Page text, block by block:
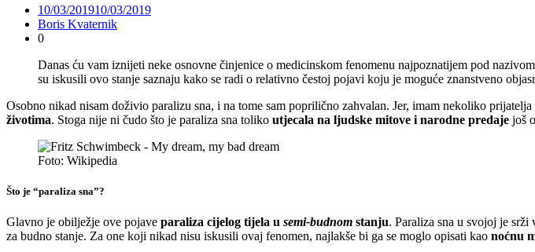
10/03/201910/03/2019
Boris Kvaternik
0
Danas ću vam iznijeti neke osnovne činjenice o medicinskom fenomenu najpoznatijem pod nazivom
su iskusili ovo stanje saznaju kako se radi o relativno čestoj pojavi koju je moguće znanstveno
Osobno nikad nisam doživio paralizu sna, i na tome sam poprilično zahvalan. Jer, imam nekoliko
životima. Stoga nije ni čudo što je paraliza sna toliko utjecala na ljudske mitove i narodne predaje još
Foto: Wikipedia
Što je “paraliza sna”?
Glavno je obilježje ove pojave paraliza cijelog tijela u semi-budnom stanju. Paraliza sna u svojoj je srži
za budno stanje. Za one koji nikad nisu iskusili ovaj fenomen, najlakše bi ga se moglo opisati kao noćnu